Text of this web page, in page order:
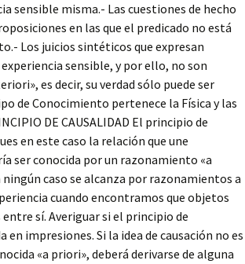
sensible misma.- Las cuestiones de hecho
en las que el predicado no está
Los juicios sintéticos que expresan
sensible, y por ello, no son
es decir, su verdad sólo puede ser
de Conocimiento pertenece la Física y las
DE CAUSALIDAD El principio de
en este caso la relación que une
ser conocida por un razonamiento «a
caso se alcanza por razonamientos a
cuando encontramos que objetos
sí. Averiguar si el principio de
en impresiones. Si la idea de causación no es
«a priori», deberá derivarse de alguna